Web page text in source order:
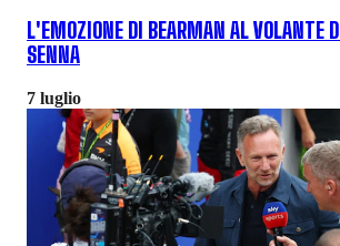
L'EMOZIONE DI BEARMAN AL VOLANTE
SENNA
7 luglio